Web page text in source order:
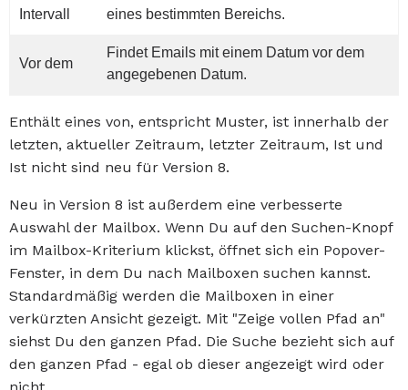
Intervall
eines bestimmten Bereichs.
Vor dem
Findet Emails mit einem Datum vor dem
angegebenen Datum.
Enthält eines von, entspricht Muster, ist innerhalb der
letzten, aktueller Zeitraum, letzter Zeitraum, Ist und
Ist nicht sind neu für Version 8.
Neu in Version 8 ist außerdem eine verbesserte
Auswahl der Mailbox. Wenn Du auf den Suchen-Knopf
im Mailbox-Kriterium klickst, öffnet sich ein Popover-
Fenster, in dem Du nach Mailboxen suchen kannst.
Standardmäßig werden die Mailboxen in einer
verkürzten Ansicht gezeigt. Mit "Zeige vollen Pfad an"
siehst Du den ganzen Pfad. Die Suche bezieht sich auf
den ganzen Pfad - egal ob dieser angezeigt wird oder